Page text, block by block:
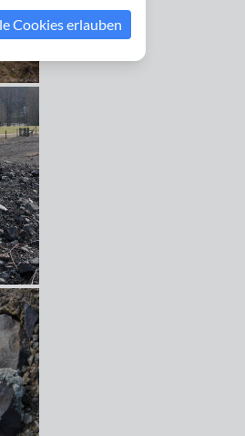
Cookies erlauben